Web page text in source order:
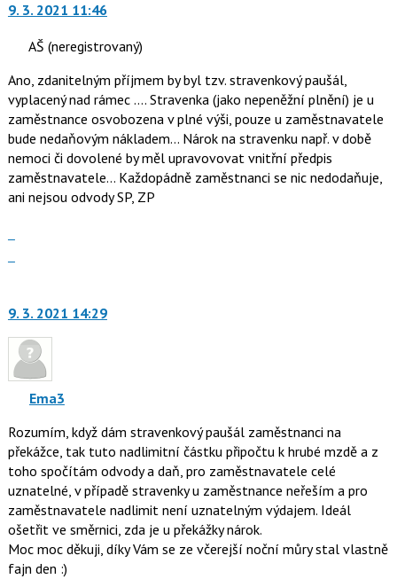
P
pro
předchozí
nový
názor
další
názor.
navigaci
lze
použít
i
klávesy
N
pro
předchozí
nový
názor
9. 3. 2021 11:46
AŠ (neregistrovaný)
Ano, zdanitelným příjmem by byl tzv. stravenkový paušál,
vyplacený nad rámec .... Stravenka (jako nepeněžní plnění) je u
zaměstnance osvobozena v plné výši, pouze u zaměstnavatele
bude nedaňovým nákladem... Nárok na stravenku např. v době
nemoci či dovolené by měl upravovovat vnitřní předpis
zaměstnavatele... Každopádně zaměstnanci se nic nedodaňuje,
ani nejsou odvody SP, ZP
nový
K
navigaci
použít
i
klávesy
N
pro
následující
a
P
pro
9. 3. 2021 14:29
Ema3
Rozumím, když dám stravenkový paušál zaměstnanci na
překážce, tak tuto nadlimitní částku připočtu k hrubé mzdě a z
toho spočítám odvody a daň, pro zaměstnavatele celé
uznatelné, v případě stravenky u zaměstnance neřeším a pro
zaměstnavatele nadlimit není uznatelným výdajem. Ideál
ošetřit ve směrnici, zda je u překážky nárok.
Moc moc děkuji, díky Vám se ze včerejší noční můry stal vlastně
fajn den :)